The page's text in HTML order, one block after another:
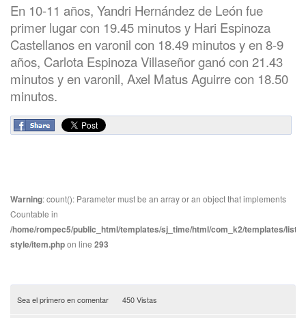
En 10-11 años, Yandri Hernández de León fue
primer lugar con 19.45 minutos y Hari Espinoza
Castellanos en varonil con 18.49 minutos y en 8-9
años, Carlota Espinoza Villaseñor ganó con 21.43
minutos y en varonil, Axel Matus Aguirre con 18.50
minutos.
Warning: count(): Parameter must be an array or an object that implements
Countable in
/home/rompec5/public_html/templates/sj_time/html/com_k2/templates/
style/item.phpon line 293
Sea el primero en comentar 450 Vistas